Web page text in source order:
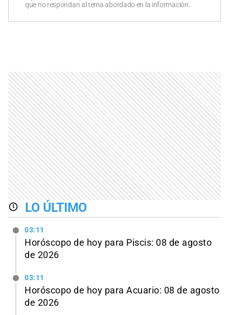
que no respondan al tema abordado en la información.
LO ÚLTIMO
03:11
Horóscopo de hoy para Piscis: 08 de agosto
de 2026
03:11
Horóscopo de hoy para Acuario: 08 de agosto
de 2026